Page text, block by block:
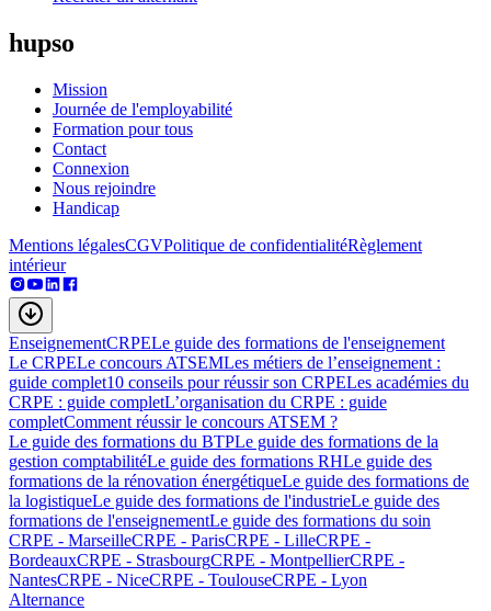
hupso
Mission
Journée de l'employabilité
Formation pour tous
Contact
Connexion
Nous rejoindre
Handicap
Mentions légalesCGVPolitique de confidentialitéRèglement
intérieur
EnseignementCRPELe guide des formations de l'enseignement
Le CRPELe concours ATSEMLes métiers de l’enseignement :
guide complet10 conseils pour réussir son CRPELes académies du
CRPE : guide completL’organisation du CRPE : guide
completComment réussir le concours ATSEM ?
Le guide des formations du BTPLe guide des formations de la
gestion comptabilitéLe guide des formations RHLe guide des
formations de la rénovation énergétiqueLe guide des formations de
la logistiqueLe guide des formations de l'industrieLe guide des
formations de l'enseignementLe guide des formations du soin
CRPE - MarseilleCRPE - ParisCRPE - LilleCRPE -
BordeauxCRPE - StrasbourgCRPE - MontpellierCRPE -
NantesCRPE - NiceCRPE - ToulouseCRPE - Lyon
Alternance